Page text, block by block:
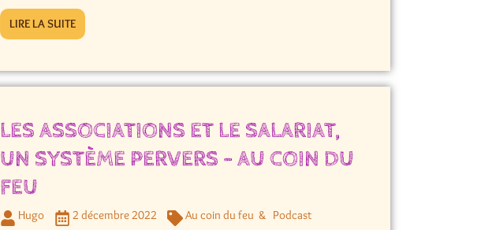
LIRE LA SUITE
LES ASSOCIATIONS ET LE SALARIAT,
UN SYSTÈME PERVERS – AU COIN DU
FEU
Hugo 2 décembre 2022 Au coin du feu Podcast